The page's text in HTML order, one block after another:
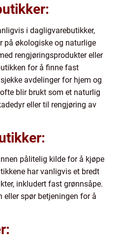
i dagligvarebutikker,
på økologiske og naturlige
rengjøringsprodukter eller
for å finne fast
avdelinger for hjem og
blir brukt som et naturlig
eller til rengjøring av
pålitelig kilde for å kjøpe
har vanligvis et bredt
inkludert fast grønnsåpe.
eller spør betjeningen for å